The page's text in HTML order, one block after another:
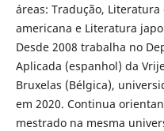
áreas: Tradução,
americana e Literatura
Desde 2008 trabalha no
Aplicada (espanhol) da
Bruxelas (Bélgica),
em 2020. Continua
mestrado na mesma